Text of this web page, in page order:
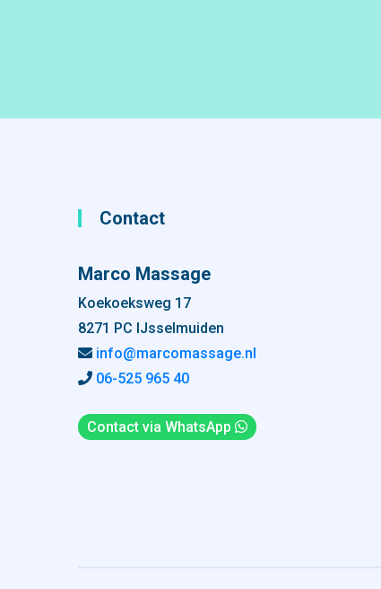
Contact
Marco Massage
Koekoeksweg 17
8271 PC IJsselmuiden
info@marcomassage.nl
06-525 965 40
Contact via WhatsApp